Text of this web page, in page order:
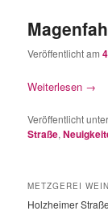
Veröffentlicht am
Weiterlesen →
Veröffentlicht unter
Straße,
METZGEREI
Holzheimer